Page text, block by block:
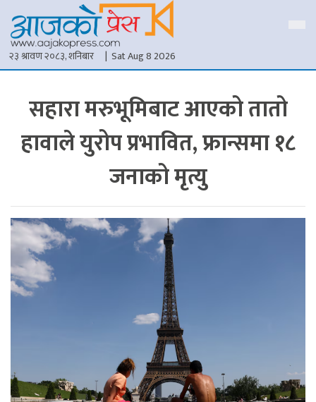
२३ श्रावण २०८३, शनिबार | Sat Aug 8 2026
सहारा मरुभूमिबाट आएको तातो
हावाले युरोप प्रभावित, फ्रान्समा १८
जनाको मृत्यु